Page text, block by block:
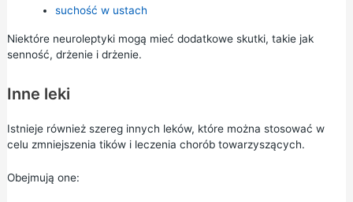
suchość w ustach
Niektóre neuroleptyki mogą mieć dodatkowe skutki, takie jak
senność, drżenie i drżenie.
Inne leki
Istnieje również szereg innych leków, które można stosować w
celu zmniejszenia tików i leczenia chorób towarzyszących.
Obejmują one: